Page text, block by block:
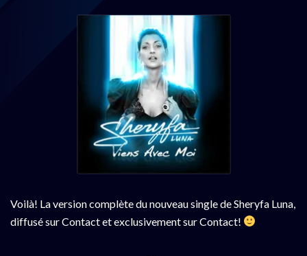
Voilà! La version complète du nouveau single de Sheryfa Luna,
diffusé sur Contact et exclusivement sur Contact!